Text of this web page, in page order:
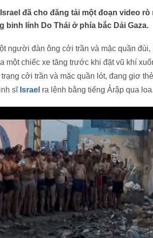
đã cho đăng tải một đoạn video
binh lính Do Thái ở phía bắc Dải Gaza.
người đàn ông cởi trần và mặc quần
một chiếc xe tăng trước khi đặt vũ khí
cởi trần và mặc quần lót, đang giơ
sĩ Israel ra lệnh bằng tiếng Ảrập qua loa.